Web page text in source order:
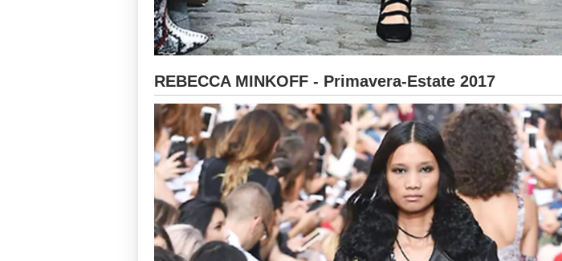
REBECCA MINKOFF - Primavera-Estate 2017